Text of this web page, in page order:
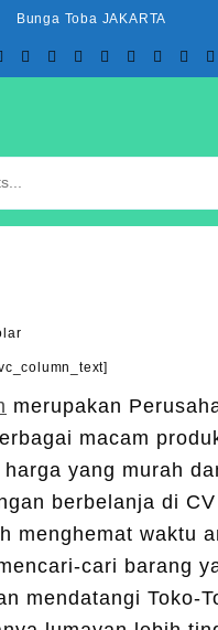
Bunga Toba JAKARTA
merupakan
macam
yang murah
berbelanja di
menghemat waktu
cari barang
mendatangi Toko-